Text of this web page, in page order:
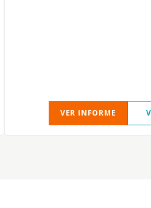
VER INFORME